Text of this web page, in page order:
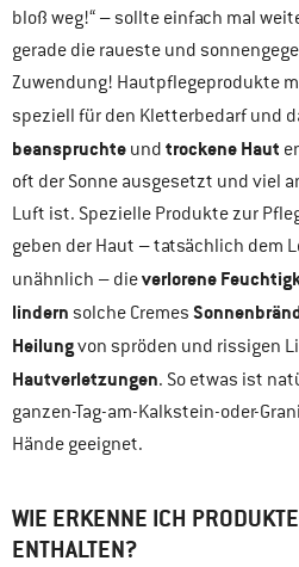
bloß weg!“ – sollte einfach mal
gerade die raueste und
Zuwendung! Hautpflegeprodukte
speziell für den Kletterbedarf und
beanspruchte und trockene Haut
oft der Sonne ausgesetzt und viel
Luft ist. Spezielle Produkte zur
geben der Haut – tatsächlich dem
unähnlich – dieverlorene
lindern solche Cremes
Heilungvon spröden und rissigen
Hautverletzungen. So etwas ist
ganzen-Tag-am-Kalkstein-oder-
Hände geeignet.
WIE ERKENNE ICH
ENTHALTEN?